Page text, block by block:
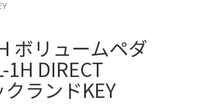
ボリュームペダ
DIRECT
ランドKEY